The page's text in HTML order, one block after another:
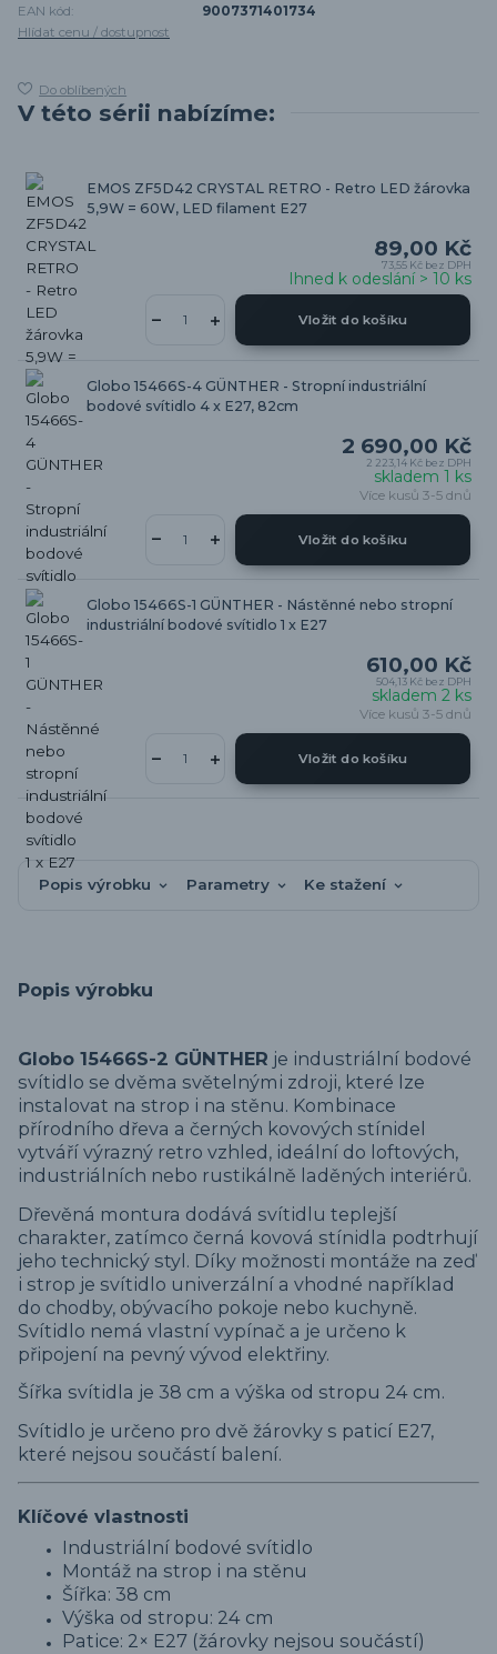
EAN kód:
9007371401734
Hlídat cenu / dostupnost
Do oblíbených
V této sérii nabízíme:
EMOS ZF5D42 CRYSTAL RETRO - Retro LED žárovka
5,9W = 60W, LED filament E27
89,00 Kč
73,55 Kč bez DPH
Ihned k odeslání > 10 ks
Vložit do košíku
Globo 15466S-4 GÜNTHER - Stropní industriální
bodové svítidlo 4 x E27, 82cm
2 690,00 Kč
2 223,14 Kč bez DPH
skladem 1 ks
Více kusů 3-5 dnů
Vložit do košíku
Globo 15466S-1 GÜNTHER - Nástěnné nebo stropní
industriální bodové svítidlo 1 x E27
610,00 Kč
504,13 Kč bez DPH
skladem 2 ks
Více kusů 3-5 dnů
Vložit do košíku
Popis výrobku Parametry Ke stažení
Popis výrobku
Globo 15466S-2 GÜNTHER je industriální bodové
svítidlo se dvěma světelnými zdroji, které lze
instalovat na strop i na stěnu. Kombinace
přírodního dřeva a černých kovových stínidel
vytváří výrazný retro vzhled, ideální do loftových,
industriálních nebo rustikálně laděných interiérů.
Dřevěná montura dodává svítidlu teplejší
charakter, zatímco černá kovová stínidla podtrhují
jeho technický styl. Díky možnosti montáže na zeď
i strop je svítidlo univerzální a vhodné například
do chodby, obývacího pokoje nebo kuchyně.
Svítidlo nemá vlastní vypínač a je určeno k
připojení na pevný vývod elektřiny.
Šířka svítidla je 38 cm a výška od stropu 24 cm.
Svítidlo je určeno pro dvě žárovky s paticí E27,
které nejsou součástí balení.
Klíčové vlastnosti
Industriální bodové svítidlo
Montáž na strop i na stěnu
Šířka: 38 cm
Výška od stropu: 24 cm
Patice: 2× E27 (žárovky nejsou součástí)